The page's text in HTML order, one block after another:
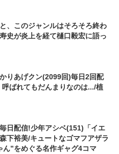
と、このジャンルはそろそろ終わ
史が炎上を経て樋口毅宏に語っ
かりあげクン(2099回)毎日2回配
ばれてもだんまりなのは.../植
毎日配信!少年アシベ(151)「イエ
下裕美/キュートなゴマフアザラ
ん”をめぐる名作ギャグ4コマ